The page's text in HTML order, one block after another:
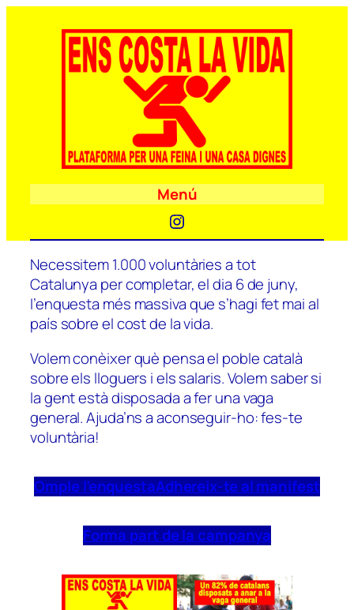
Menú
Instagram
Necessitem 1.000 voluntàries a tot
Catalunya per completar, el dia 6 de juny,
l’enquesta més massiva que s’hagi fet mai al
país sobre el cost de la vida.
Volem conèixer què pensa el poble català
sobre els lloguers i els salaris. Volem saber si
la gent està disposada a fer una vaga
general. Ajuda’ns a aconseguir-ho: fes-te
voluntària!
Omple l’enquestaAdhereix-te al manifest
Forma part de la campanya